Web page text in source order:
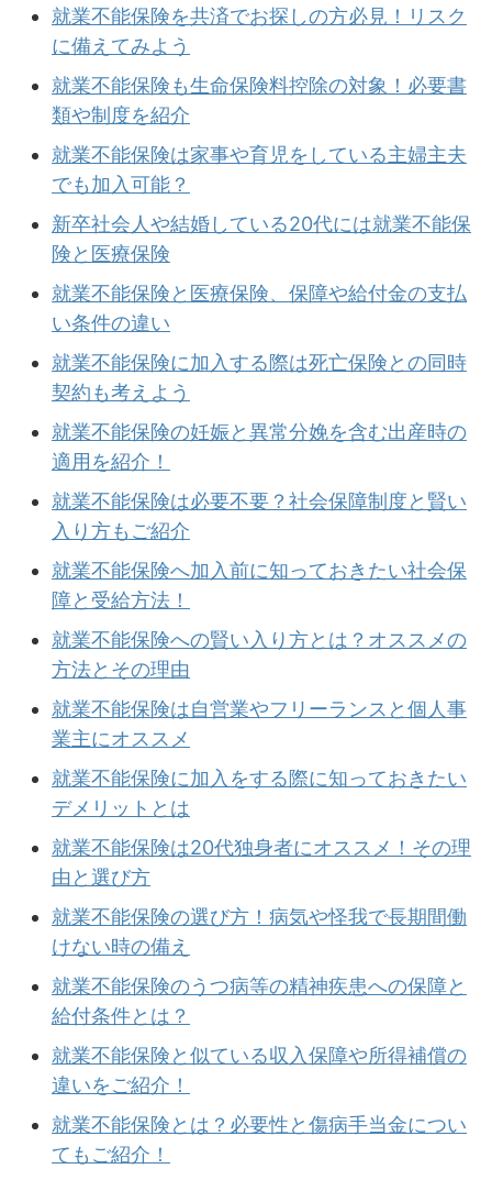
就業不能保険を共済でお探しの方必見！リスク
に備えてみよう
就業不能保険も生命保険料控除の対象！必要書
類や制度を紹介
就業不能保険は家事や育児をしている主婦主夫
でも加入可能？
新卒社会人や結婚している20代には就業不能保
険と医療保険
就業不能保険と医療保険、保障や給付金の支払
い条件の違い
就業不能保険に加入する際は死亡保険との同時
契約も考えよう
就業不能保険の妊娠と異常分娩を含む出産時の
適用を紹介！
就業不能保険は必要不要？社会保障制度と賢い
入り方もご紹介
就業不能保険へ加入前に知っておきたい社会保
障と受給方法！
就業不能保険への賢い入り方とは？オススメの
方法とその理由
就業不能保険は自営業やフリーランスと個人事
業主にオススメ
就業不能保険に加入をする際に知っておきたい
デメリットとは
就業不能保険は20代独身者にオススメ！その理
由と選び方
就業不能保険の選び方！病気や怪我で長期間働
けない時の備え
就業不能保険のうつ病等の精神疾患への保障と
給付条件とは？
就業不能保険と似ている収入保障や所得補償の
違いをご紹介！
就業不能保険とは？必要性と傷病手当金につい
てもご紹介！